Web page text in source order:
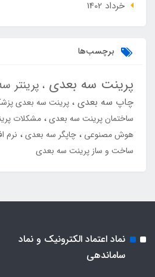
خرداد 1402
برچسب‌ها
پرینت سه بعدی پرینتر
چاپ سه بعدی
پرینت سه بعدی
ساختمان پرینت سه بعدی مشکلات
هوش مصنوعی
چاپگر سه بعدی
نرم
ساخت و ساز پرینت سه بعدی
نماد اعتماد الکترونیک و نماد
ساماندهی